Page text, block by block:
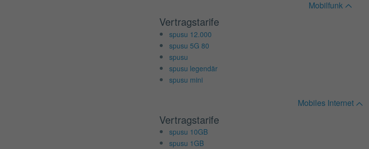
Mobilfunk
Vertragstarife
spusu 12.000
spusu 5G 80
spusu
spusu legendär
spusu mini
Mobiles Internet
Vertragstarife
spusu 10GB
spusu 1GB